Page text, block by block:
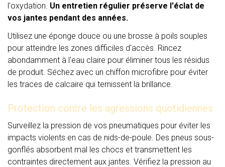
l'oxydation. Un entretien régulier préserve l'éclat de
vos jantes pendant des années.
Utilisez une éponge douce ou une brosse à poils souples
pour atteindre les zones difficiles d'accès. Rincez
abondamment à l'eau claire pour éliminer tous les résidus
de produit. Séchez avec un chiffon microfibre pour éviter
les traces de calcaire qui ternissent la brillance.
Protection contre les agressions quotidiennes
Surveillez la pression de vos pneumatiques pour éviter les
impacts violents en cas de nids-de-poule. Des pneus sous-
gonflés absorbent mal les chocs et transmettent les
contraintes directement aux jantes. Vérifiez la pression au